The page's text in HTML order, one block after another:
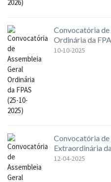
Convocatória
Ordinária da
10-10-2025
Convocatória
Extraordinária
12-04-2025